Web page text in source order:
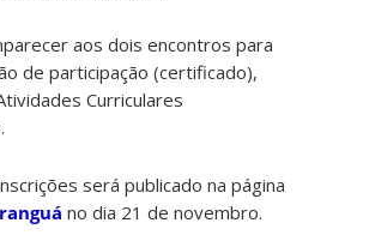
aos dois encontros para
de participação (certificado),
Curriculares
será publicado na página
no dia 21 de novembro.